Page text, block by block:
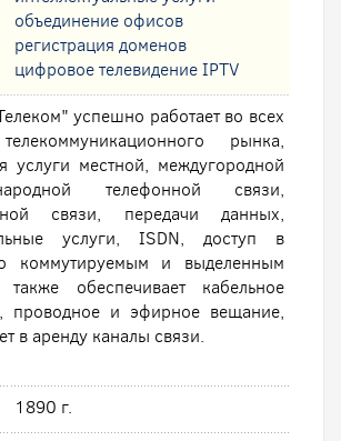
oбъединение офисов
регистрация доменов
цифровое телевидение IPTV
успешно работает во всех
рынка,
услуги местной, междугородной
телефонной связи,
связи, передачи данных,
услуги, ISDN, доступ в
коммутируемым и выделенным
обеспечивает кабельное
проводное и эфирное вещание,
в аренду каналы связи.
1890 г.